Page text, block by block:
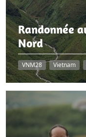
Randonnée
Nord
VNM28 Vietnam